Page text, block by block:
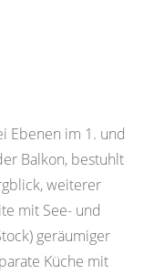
Ebenen im 1. und
Balkon, bestuhlt
weiterer
mit See- und
geräumiger
Küche mit